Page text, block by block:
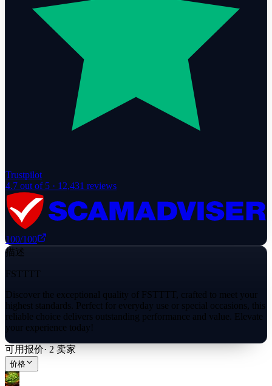
Trustpilot
4.7 out of 5 · 12,431 reviews
100/100
描述
FSTTTT
Discover the exceptional quality of FSTTTT, crafted to meet your
highest standards. Perfect for everyday use or special occasions, this
reliable choice delivers outstanding performance and value. Elevate
your experience today!
可用报价· 2 卖家
价格